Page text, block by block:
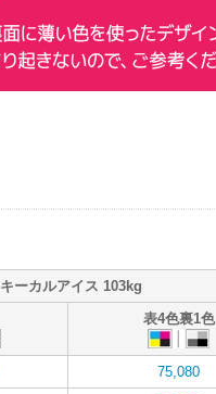
ーカルアイス 103kg
表4色裏1色
75,080